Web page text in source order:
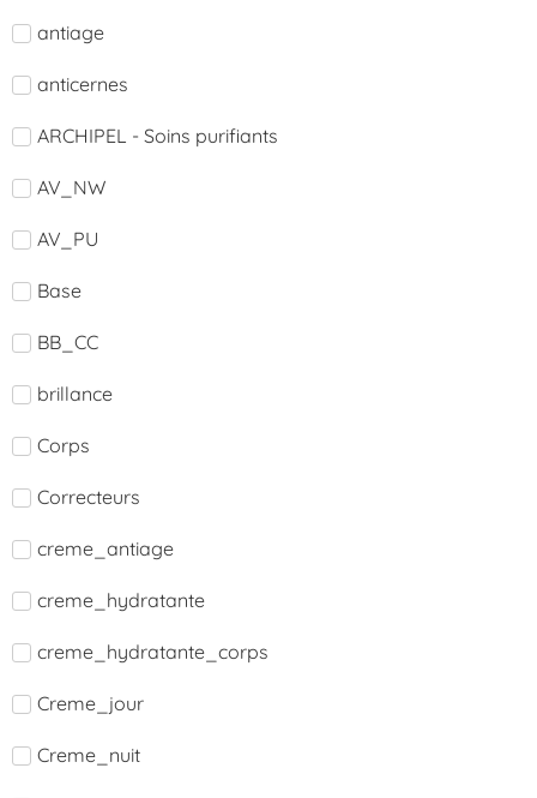
antiage
anticernes
ARCHIPEL - Soins purifiants
AV_NW
AV_PU
Base
BB_CC
brillance
Corps
Correcteurs
creme_antiage
creme_hydratante
creme_hydratante_corps
Creme_jour
Creme_nuit